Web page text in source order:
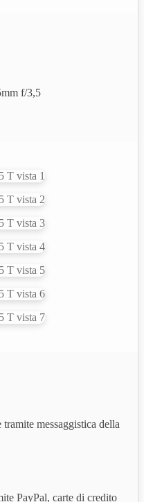
f/3,5
messaggistica della
PayPal, carte di credito